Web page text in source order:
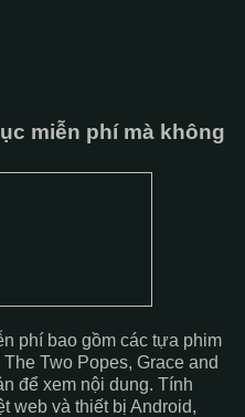
miễn phí mà không
phí bao gồm các tựa phim
Two Popes, Grace and
để xem nội dung. Tính
web và thiết bị Android,